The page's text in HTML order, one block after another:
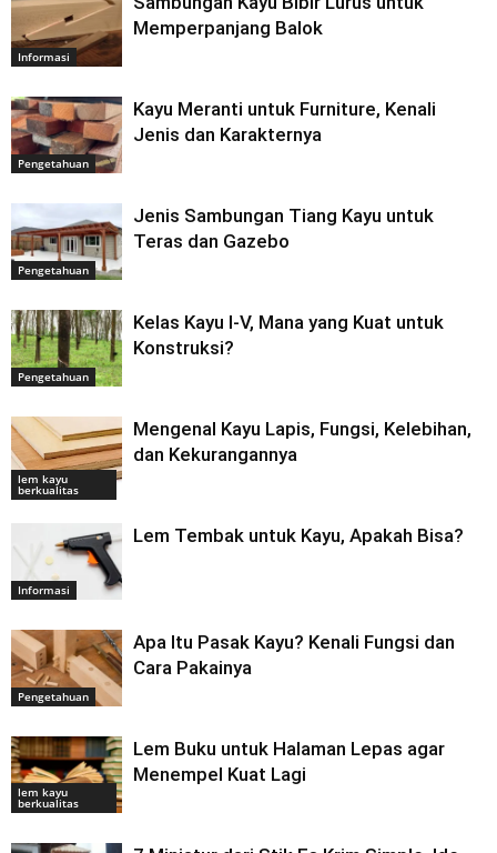
Informasi
Memperpanjang Balok
Pengetahuan
Kayu Meranti untuk Furniture, Kenali
Jenis dan Karakternya
Pengetahuan
Jenis Sambungan Tiang Kayu untuk
Teras dan Gazebo
Pengetahuan
Kelas Kayu I-V, Mana yang Kuat untuk
Konstruksi?
lem kayu
berkualitas
Mengenal Kayu Lapis, Fungsi, Kelebihan,
dan Kekurangannya
Informasi
Lem Tembak untuk Kayu, Apakah Bisa?
Pengetahuan
Apa Itu Pasak Kayu? Kenali Fungsi dan
Cara Pakainya
lem kayu
berkualitas
Lem Buku untuk Halaman Lepas agar
Menempel Kuat Lagi